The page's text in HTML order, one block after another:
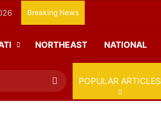
Breaking News
NORTHEAST NATIONAL
Search
for
POPULAR ARTICLES